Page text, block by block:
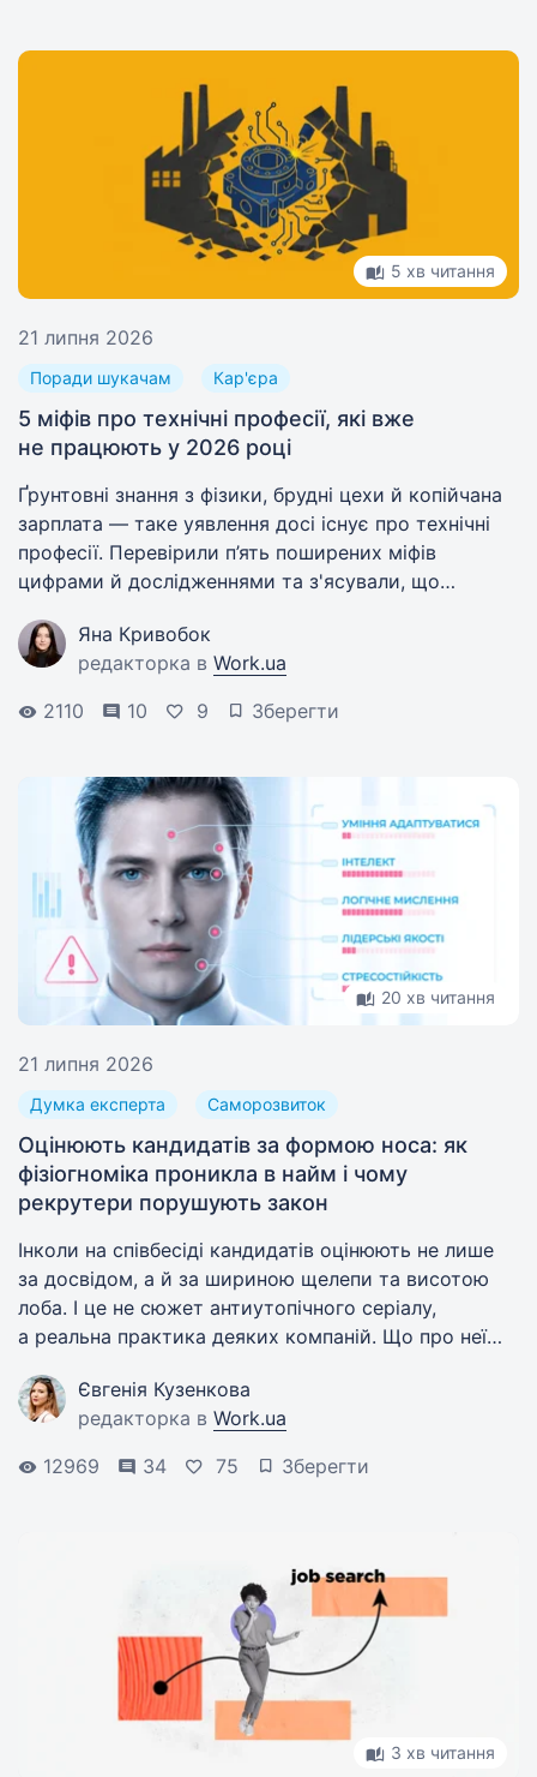
5 хв читання
21 липня 2026
Поради шукачам Кар'єра
5 міфів про технічні професії, які вже
не працюють у 2026 році
Ґрунтовні знання з фізики, брудні цехи й копійчана
зарплата — таке уявлення досі існує про технічні
професії. Перевірили п’ять поширених міфів
цифрами й дослідженнями та з'ясували, що
Яна Кривобок
редакторка в Work.ua
2110
10 9 Зберегти
20 хв читання
21 липня 2026
Думка експерта Саморозвиток
Оцінюють кандидатів за формою носа: як
фізіогноміка проникла в найм і чому
рекрутери порушують закон
Інколи на співбесіді кандидатів оцінюють не лише
за досвідом, а й за шириною щелепи та висотою
лоба. І це не сюжет антиутопічного серіалу,
а реальна практика деяких компаній. Що про неї
Євгенія Кузенкова
редакторка в Work.ua
12969
34 75 Зберегти
3 хв читання